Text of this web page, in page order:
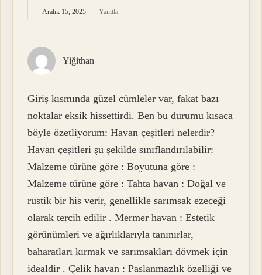
Aralık 15, 2025 Yanıtla
Yiğithan
Giriş kısmında güzel cümleler var, fakat bazı
noktalar eksik hissettirdi. Ben bu durumu kısaca
böyle özetliyorum: Havan çeşitleri nelerdir?
Havan çeşitleri şu şekilde sınıflandırılabilir:
Malzeme türüne göre : Boyutuna göre :
Malzeme türüne göre : Tahta havan : Doğal ve
rustik bir his verir, genellikle sarımsak ezeceği
olarak tercih edilir . Mermer havan : Estetik
görünümleri ve ağırlıklarıyla tanınırlar,
baharatları kırmak ve sarımsakları dövmek için
idealdir . Çelik havan : Paslanmazlık özelliği ve